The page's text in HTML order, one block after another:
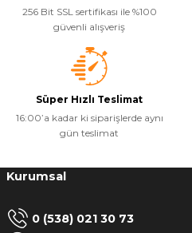
256 Bit SSL sertifikası ile %100
güvenli alışveriş
Süper Hızlı Teslimat
16:00’a kadar ki siparişlerde aynı
gün teslimat
Kurumsal
0 (538) 021 30 73